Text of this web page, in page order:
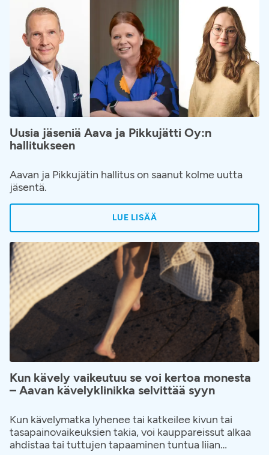
Uusia jäseniä Aava ja Pikkujätti Oy:n
hallitukseen
Aavan ja Pikkujätin hallitus on saanut kolme uutta
jäsentä.
LUE LISÄÄ
Kun kävely vaikeutuu se voi kertoa monesta
– Aavan kävelyklinikka selvittää syyn
Kun kävelymatka lyhenee tai katkeilee kivun tai
tasapainovaikeuksien takia, voi kauppareissut alkaa
ahdistaa tai tuttujen tapaaminen tuntua liian